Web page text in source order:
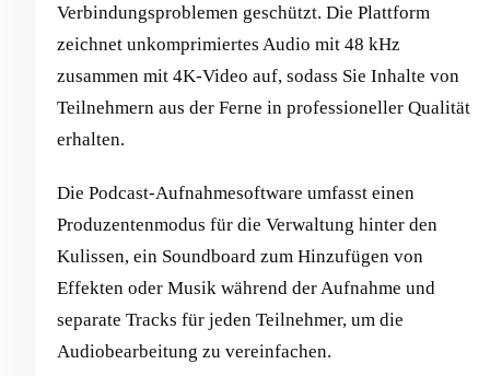
Verbindungsproblemen geschützt. Die Plattform
zeichnet unkomprimiertes Audio mit 48 kHz
zusammen mit 4K-Video auf, sodass Sie Inhalte von
Teilnehmern aus der Ferne in professioneller Qualität
erhalten.
Die Podcast-Aufnahmesoftware umfasst einen
Produzentenmodus für die Verwaltung hinter den
Kulissen, ein Soundboard zum Hinzufügen von
Effekten oder Musik während der Aufnahme und
separate Tracks für jeden Teilnehmer, um die
Audiobearbeitung zu vereinfachen.